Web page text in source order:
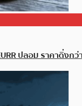
ปลอม ราคาดิ่งกว่